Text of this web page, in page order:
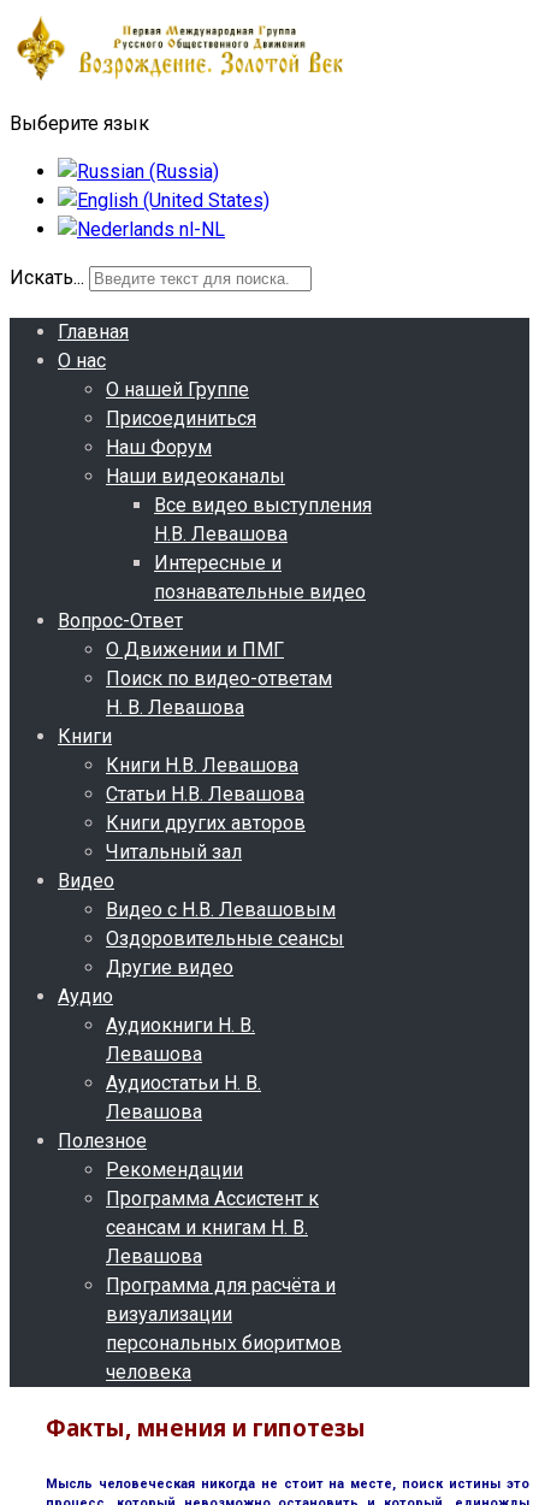
Выберите язык
Искать...
Главная
О нас
О нашей Группе
Присоединиться
Наш Форум
Наши видеоканалы
Все видео выступления
Н.В. Левашова
Интересные и
познавательные видео
Вопрос-Ответ
О Движении и ПМГ
Поиск по видео-ответам
Н. В. Левашова
Книги
Книги Н.В. Левашова
Статьи Н.В. Левашова
Книги других авторов
Читальный зал
Видео
Видео с Н.В. Левашовым
Оздоровительные сеансы
Другие видео
Аудио
Аудиокниги Н. В.
Левашова
Аудиостатьи Н. В.
Левашова
Полезное
Рекомендации
Программа Ассистент к
сеансам и книгам Н. В.
Левашова
Программа для расчёта и
визуализации
персональных биоритмов
человека
Факты, мнения и гипотезы
Мысль человеческая никогда не стоит на месте, поиск истины это